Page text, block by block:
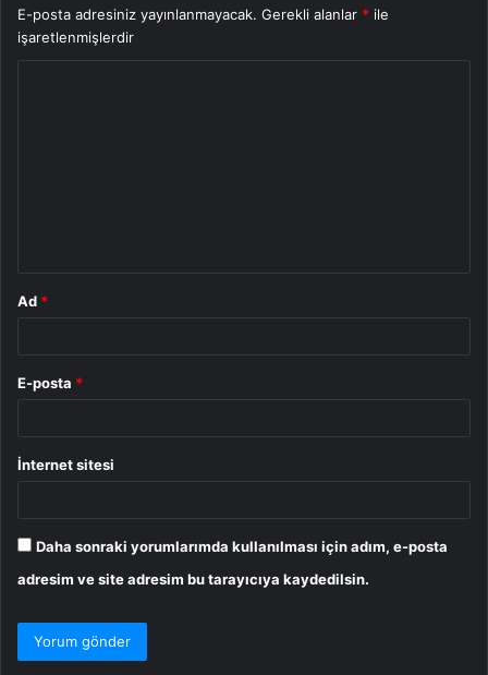
E-posta adresiniz yayınlanmayacak. Gerekli alanlar * ile
işaretlenmişlerdir
Ad *
E-posta *
İnternet sitesi
Daha sonraki yorumlarımda kullanılması için adım, e-posta
adresim ve site adresim bu tarayıcıya kaydedilsin.